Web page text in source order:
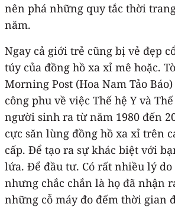
nên phá những quy tắc thời
năm.
Ngay cả giới trẻ cũng bị vẻ đẹp
túy của đồng hồ xa xỉ mê hoặc.
Morning Post (Hoa Nam Tảo
công phu về việc Thế hệ Y và
người sinh ra từ năm 1980 đến
cực săn lùng đồng hồ xa xỉ trên
cấp. Để tạo ra sự khác biệt với
lứa. Để đầu tư. Có rất nhiều lý do
nhưng chắc chắn là họ đã nhận
những cỗ máy đo đếm thời gian